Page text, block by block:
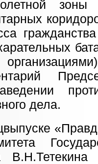
дела.
В.Н.Тетекина